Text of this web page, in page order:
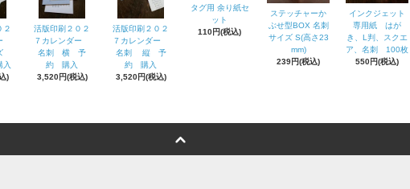
２
)
活版印刷２０２
７カレンダー
名刺 横 予
約 購入
3,520円(税込)
活版印刷２０２
７カレンダー
名刺 縦 予
約 購入
3,520円(税込)
タグ用 余り紙セ
ット
110円(税込)
ステッチャーか
ぶせ型BOX 名刺
サイズ S(高さ23
mm)
239円(税込)
インクジェット
専用紙 はが
き、L判、スクエ
ア、名刺 100枚
550円(税込)